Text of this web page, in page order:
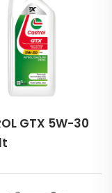
GTX 5W-30